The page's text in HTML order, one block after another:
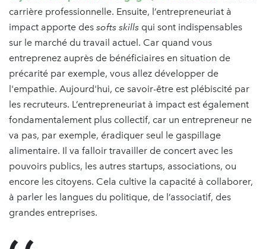
carrière professionnelle. Ensuite, l’entrepreneuriat à
impact apporte des softs skills qui sont indispensables
sur le marché du travail actuel. Car quand vous
entreprenez auprès de bénéficiaires en situation de
précarité par exemple, vous allez développer de
l'empathie. Aujourd'hui, ce savoir-être est plébiscité par
les recruteurs. L’entrepreneuriat à impact est également
fondamentalement plus collectif, car un entrepreneur ne
va pas, par exemple, éradiquer seul le gaspillage
alimentaire. Il va falloir travailler de concert avec les
pouvoirs publics, les autres startups, associations, ou
encore les citoyens. Cela cultive la capacité à collaborer,
à parler les langues du politique, de l’associatif, des
grandes entreprises.